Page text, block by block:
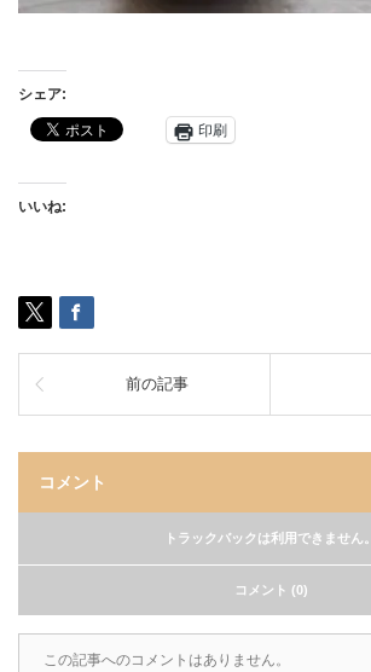
シェア:
印刷
いいね:
前の記事
コメント
トラックバックは利用できません。
コメント (0)
この記事へのコメントはありません。